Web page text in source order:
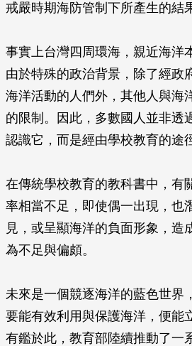
戒嚴時期海防管制下所產生的結
事實上台灣四周環海，親近海洋
由於特殊的政治背景，除了經政
海洋活動的人們外，其他人與海
的限制。因此，多數國人並非透
認識它，而是經由學校教育的途
在傳統學校教育的教科書中，有
率相當不足，即使偶一出現，也
見，或呈顯海洋的負面形象，造
為不足與偏頗。
未來是一個競逐海洋的藍色世界
要能有效利用與保護海洋，便能
有鑑於此，教育部陸續推動了一